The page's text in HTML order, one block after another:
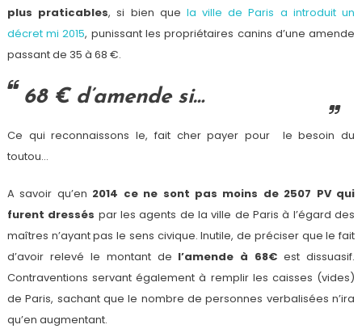
plus praticables, si bien que la ville de Paris a introduit un
décret mi 2015, punissant les propriétaires canins d’une amende
passant de 35 à 68 €.
68 € d’amende si…
Ce qui reconnaissons le, fait cher payer pour le besoin du
toutou…
A savoir qu’en 2014 ce ne sont pas moins de 2507 PV qui
furent dressés par les agents de la ville de Paris à l’égard des
maîtres n’ayant pas le sens civique. Inutile, de préciser que le fait
d’avoir relevé le montant de l’amende à 68€ est dissuasif.
Contraventions servant également à remplir les caisses (vides)
de Paris, sachant que le nombre de personnes verbalisées n’ira
qu’en augmentant.